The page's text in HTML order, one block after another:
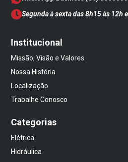
Segunda à sexta das 8h15 às 12h
Institucional
Missão, Visão e Valores
Nossa História
Localização
Trabalhe Conosco
Categorias
Elétrica
Hidráulica